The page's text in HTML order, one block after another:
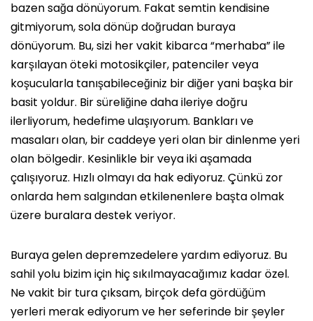
bazen sağa dönüyorum. Fakat semtin kendisine
gitmiyorum, sola dönüp doğrudan buraya
dönüyorum. Bu, sizi her vakit kibarca “merhaba” ile
karşılayan öteki motosikçiler, patenciler veya
koşucularla tanışabileceğiniz bir diğer yani başka bir
basit yoldur. Bir süreliğine daha ileriye doğru
ilerliyorum, hedefime ulaşıyorum. Bankları ve
masaları olan, bir caddeye yeri olan bir dinlenme yeri
olan bölgedir. Kesinlikle bir veya iki aşamada
çalışıyoruz. Hızlı olmayı da hak ediyoruz. Çünkü zor
onlarda hem salgından etkilenenlere başta olmak
üzere buralara destek veriyor.
Buraya gelen depremzedelere yardım ediyoruz. Bu
sahil yolu bizim için hiç sıkılmayacağımız kadar özel.
Ne vakit bir tura çıksam, birçok defa gördüğüm
yerleri merak ediyorum ve her seferinde bir şeyler